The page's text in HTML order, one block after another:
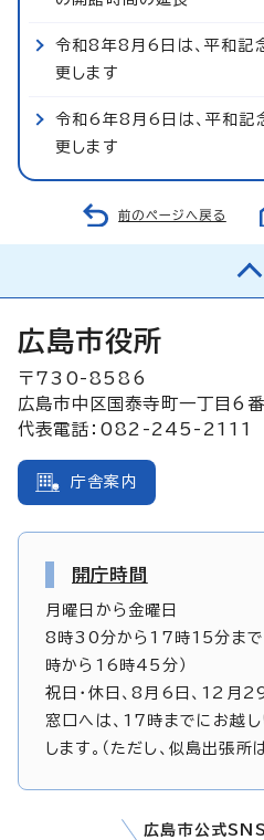
令和8年8月6日は、平和記
更します
令和6年8月6日は、平和記
更します
前のページへ戻る
広島市役所
〒730-8586
広島市中区国泰寺町一丁目6
代表電話：082-245-2111
庁舎案内
開庁時間
月曜日から金曜日
8時30分から17時15分まで
時から16時45分）
祝日・休日、8月6日、12月
窓口へは、17時までにお越
します。（ただし、似島出張
広島市公式